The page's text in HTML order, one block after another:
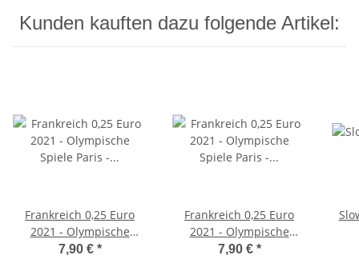
Kunden kauften dazu folgende Artikel:
Frankreich 0,25 Euro
2021 - Olympische
Spiele Paris -
7,90 € *
Frankreich 0,25 Euro
2021 - Olympische
Spiele Paris -
7,90 € *